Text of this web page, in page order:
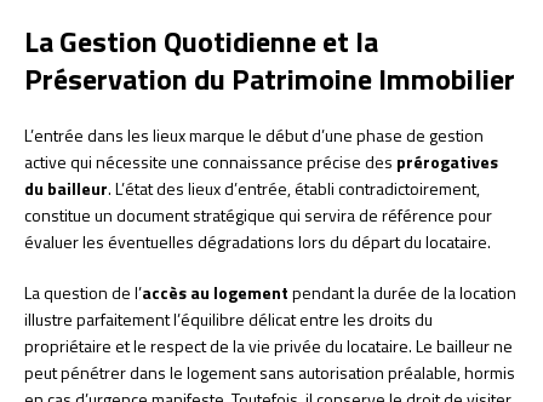
La Gestion Quotidienne et la
Préservation du Patrimoine Immobilier
L’entrée dans les lieux marque le début d’une phase de gestion
active qui nécessite une connaissance précise des prérogatives
du bailleur. L’état des lieux d’entrée, établi contradictoirement,
constitue un document stratégique qui servira de référence pour
évaluer les éventuelles dégradations lors du départ du locataire.
La question de l’accès au logementpendant la durée de la location
illustre parfaitement l’équilibre délicat entre les droits du
propriétaire et le respect de la vie privée du locataire. Le bailleur ne
peut pénétrer dans le logement sans autorisation préalable, hormis